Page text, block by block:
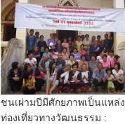
ชนเผ่ามปีมีศักยภาพเป็นแหล่ง
ท่องเที่ยวทางวัฒนธรรม :